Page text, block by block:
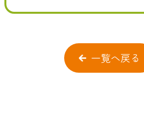
一覧へ戻る